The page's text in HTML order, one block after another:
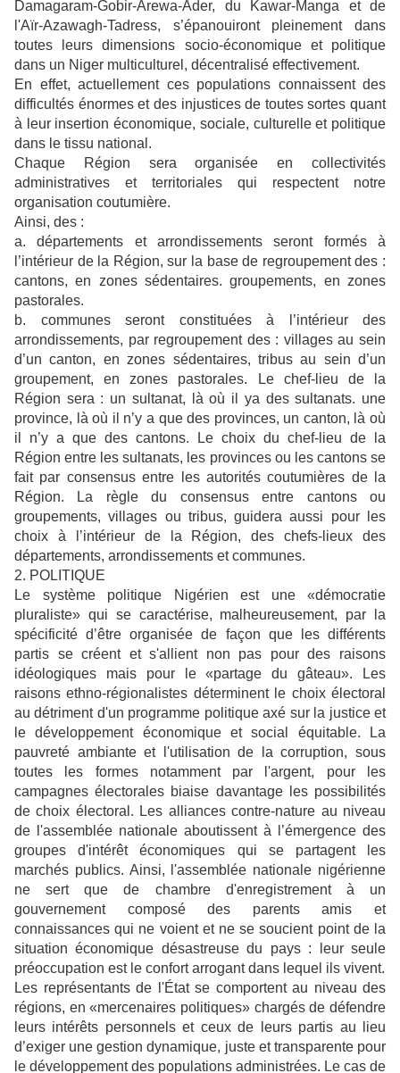
Damagaram-Gobir-Arewa-Ader, du Kawar-Manga et de
l'Aïr-Azawagh-Tadress, s’épanouiront pleinement dans
toutes leurs dimensions socio-économique et politique
dans un Niger multiculturel, décentralisé effectivement.
En effet, actuellement ces populations connaissent des
difficultés énormes et des injustices de toutes sortes quant
à leur insertion économique, sociale, culturelle et politique
dans le tissu national.
Chaque Région sera organisée en collectivités
administratives et territoriales qui respectent notre
organisation coutumière.
Ainsi, des :
a. départements et arrondissements seront formés à
l’intérieur de la Région, sur la base de regroupement des :
cantons, en zones sédentaires. groupements, en zones
pastorales.
b. communes seront constituées à l’intérieur des
arrondissements, par regroupement des : villages au sein
d’un canton, en zones sédentaires, tribus au sein d’un
groupement, en zones pastorales. Le chef-lieu de la
Région sera : un sultanat, là où il ya des sultanats. une
province, là où il n’y a que des provinces, un canton, là où
il n’y a que des cantons. Le choix du chef-lieu de la
Région entre les sultanats, les provinces ou les cantons se
fait par consensus entre les autorités coutumières de la
Région. La règle du consensus entre cantons ou
groupements, villages ou tribus, guidera aussi pour les
choix à l’intérieur de la Région, des chefs-lieux des
départements, arrondissements et communes.
2. POLITIQUE
Le système politique Nigérien est une «démocratie
pluraliste» qui se caractérise, malheureusement, par la
spécificité d’être organisée de façon que les différents
partis se créent et s'allient non pas pour des raisons
idéologiques mais pour le «partage du gâteau». Les
raisons ethno-régionalistes déterminent le choix électoral
au détriment d'un programme politique axé sur la justice et
le développement économique et social équitable. La
pauvreté ambiante et l'utilisation de la corruption, sous
toutes les formes notamment par l'argent, pour les
campagnes électorales biaise davantage les possibilités
de choix électoral. Les alliances contre-nature au niveau
de l'assemblée nationale aboutissent à l’émergence des
groupes d'intérêt économiques qui se partagent les
marchés publics. Ainsi, l'assemblée nationale nigérienne
ne sert que de chambre d'enregistrement à un
gouvernement composé des parents amis et
connaissances qui ne voient et ne se soucient point de la
situation économique désastreuse du pays : leur seule
préoccupation est le confort arrogant dans lequel ils vivent.
Les représentants de l'État se comportent au niveau des
régions, en «mercenaires politiques» chargés de défendre
leurs intérêts personnels et ceux de leurs partis au lieu
d’exiger une gestion dynamique, juste et transparente pour
le développement des populations administrées. Le cas de